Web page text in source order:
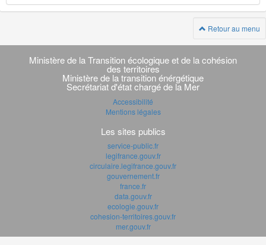
Retour au menu
Navigation
transverse
Ministère de la Transition écologique et de la cohésion
des territoires
Ministère de la transition énérgétique
Secrétariat d'état chargé de la Mer
Accessibilité
Mentions légales
Les sites publics
service-public.fr
legifrance.gouv.fr
circulaire.legifrance.gouv.fr
gouvernement.fr
france.fr
data.gouv.fr
ecologie.gouv.fr
cohesion-territoires.gouv.fr
mer.gouv.fr